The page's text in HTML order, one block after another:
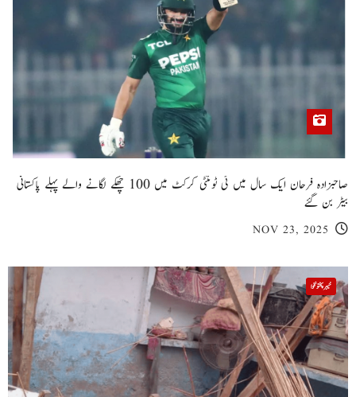
صاحبزادہ فرحان ایک سال میں ٹی ٹوئنٹی کرکٹ میں 100 چھکے لگانے والے پہلے پاکستانی
بیٹر بن گئے
NOV 23, 2025
خیبر پختونخوا